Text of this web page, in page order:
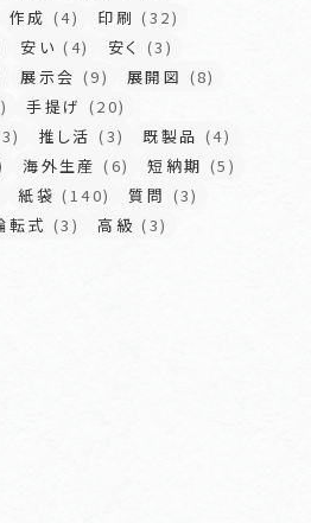
作成 (4) 印刷 (32)
安い (4) 安く
(3)
展示会 (9) 展開図 (8)
手提げ (20)
推し活 (3) 既製品 (4)
海外生産 (6) 短納期 (5)
紙袋 (140) 質問 (3)
転式 (3) 高級 (3)